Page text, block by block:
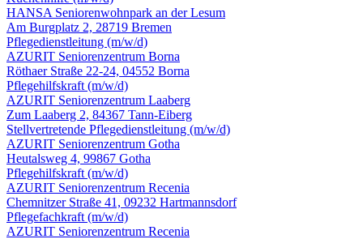
HANSA Seniorenwohnpark an der Lesum
Am Burgplatz 2, 28719 Bremen
Pflegedienstleitung (m/w/d)
AZURIT Seniorenzentrum Borna
Röthaer Straße 22-24, 04552 Borna
Pflegehilfskraft (m/w/d)
AZURIT Seniorenzentrum Laaberg
Zum Laaberg 2, 84367 Tann-Eiberg
Stellvertretende Pflegedienstleitung (m/w/d)
AZURIT Seniorenzentrum Gotha
Heutalsweg 4, 99867 Gotha
Pflegehilfskraft (m/w/d)
AZURIT Seniorenzentrum Recenia
Chemnitzer Straße 41, 09232 Hartmannsdorf
Pflegefachkraft (m/w/d)
AZURIT Seniorenzentrum Recenia